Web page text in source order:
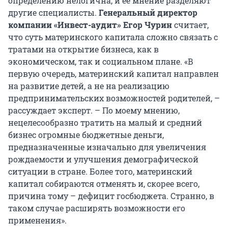
другие специалисты. Генеральный директор
компании «Инвест-аудит» Егор Чуринсчитает,
что суть материнского капитала сложно связать с
тратами на открытие бизнеса, как в
экономическом, так и социальном плане. «В
первую очередь, материнский капитал направлен
на развитие детей, а не на реализацию
предпринимательских возможностей родителей, –
рассуждает эксперт. – По моему мнению,
нецелесообразно тратить на малый и средний
бизнес огромные бюджетные деньги,
предназначенные изначально для увеличения
рождаемости и улучшения демографической
ситуации в стране. Более того, материнский
капитал собираются отменять и, скорее всего,
причина тому – дефицит госбюджета. Странно, в
таком случае расширять возможности его
применения».